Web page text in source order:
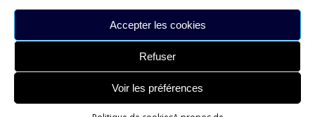
Accepter les cookies
Refuser
Voir les préférences
Gilly
gyo
Lancia Ypsilon : naturellement envoûtante ?